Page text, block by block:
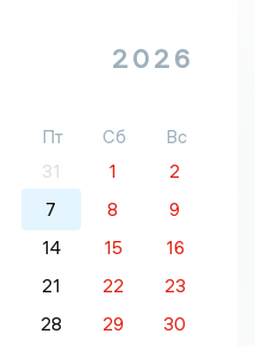
2026
Пт Сб
Вс
31 1
2
7 8
9
14 15
16
21 22
23
28 29 30